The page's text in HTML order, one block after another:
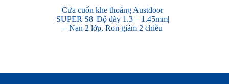
Cửa cuốn khe thoáng Austdoor
SUPER S8 |Độ dày 1.3 – 1.45mm|
– Nan 2 lớp, Ron giảm 2 chiều